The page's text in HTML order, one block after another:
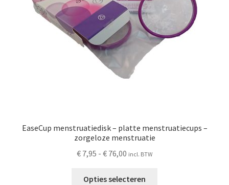
EaseCup menstruatiedisk – platte menstruatiecups –
zorgeloze menstruatie
€ 7,95 - € 76,00 Prijsklasse:
tot
incl. BTW
Opties selecteren